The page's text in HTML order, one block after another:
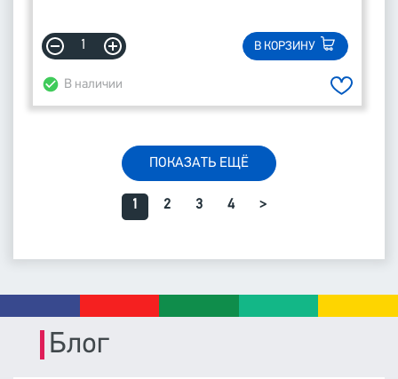
В КОРЗИНУ
В наличии
ПОКАЗАТЬ ЕЩЁ
1 2 3 4 >
Блог